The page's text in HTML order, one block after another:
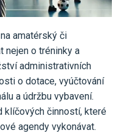
amatérský či
nejen o tréninky a
administrativních
o dotace, vyúčtování
a údržbu vybavení.
klíčových činností, které
agendy vykonávat.